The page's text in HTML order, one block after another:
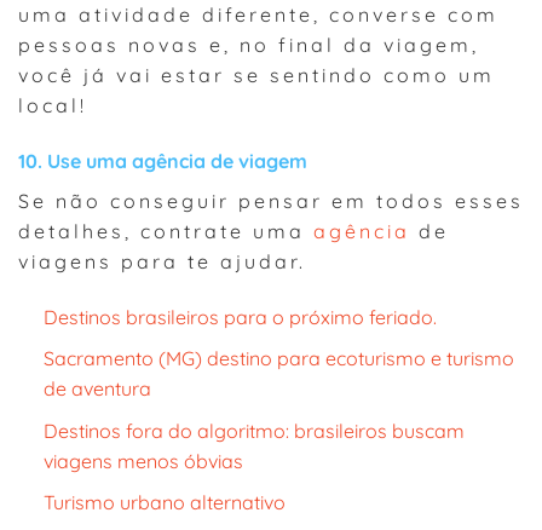
uma atividade diferente, converse com
pessoas novas e, no final da viagem,
você já vai estar se sentindo como um
local!
10. Use uma agência de viagem
Se não conseguir pensar em todos esses
detalhes, contrate uma agência de
viagens para te ajudar.
Destinos brasileiros para o próximo feriado.
Sacramento (MG) destino para ecoturismo e turismo
de aventura
Destinos fora do algoritmo: brasileiros buscam
viagens menos óbvias
Turismo urbano alternativo